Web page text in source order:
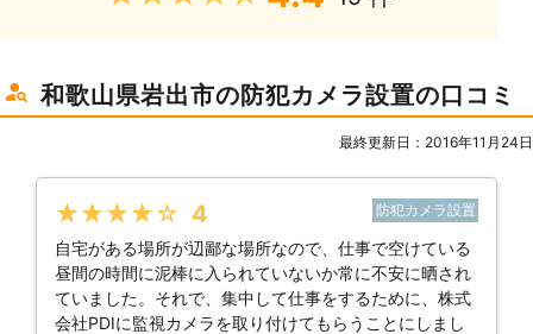
和歌山県岩出市の防犯カメラ設置の口コミ
最終更新日：2016年11月24日
★★★★★ 4 防犯カメラ設置
自宅がある場所が辺鄙な場所なので、仕事で空けている
昼間の時間に泥棒に入られていないか常に不安に晒され
ていました。それで、集中して仕事をするために、株式
会社PDIに監視カメラを取り付けてもらうことにしまし